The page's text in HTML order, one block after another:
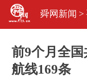
舜网新闻 >
前9个月全
航线169条